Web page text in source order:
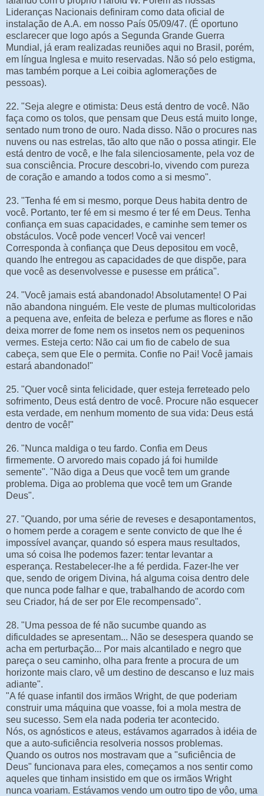
Lideranças Nacionais definiram como data oficial de
instalação de A.A. em nosso País 05/09/47. (É oportuno
esclarecer que logo após a Segunda Grande Guerra
Mundial, já eram realizadas reuniões aqui no Brasil, porém,
em língua Inglesa e muito reservadas. Não só pelo estigma,
mas também porque a Lei coibia aglomerações de
pessoas).
22. "Seja alegre e otimista: Deus está dentro de você. Não
faça como os tolos, que pensam que Deus está muito longe,
sentado num trono de ouro. Nada disso. Não o procures nas
nuvens ou nas estrelas, tão alto que não o possa atingir. Ele
está dentro de você, e lhe fala silenciosamente, pela voz de
sua consciência. Procure descobri-lo, vivendo com pureza
de coração e amando a todos como a si mesmo".
23. "Tenha fé em si mesmo, porque Deus habita dentro de
você. Portanto, ter fé em si mesmo é ter fé em Deus. Tenha
confiança em suas capacidades, e caminhe sem temer os
obstáculos. Você pode vencer! Você vai vencer!
Corresponda à confiança que Deus depositou em você,
quando lhe entregou as capacidades de que dispõe, para
que você as desenvolvesse e pusesse em prática".
24. "Você jamais está abandonado! Absolutamente! O Pai
não abandona ninguém. Ele veste de plumas multicoloridas
a pequena ave, enfeita de beleza e perfume as flores e não
deixa morrer de fome nem os insetos nem os pequeninos
vermes. Esteja certo: Não cai um fio de cabelo de sua
cabeça, sem que Ele o permita. Confie no Pai! Você jamais
estará abandonado!"
25. "Quer você sinta felicidade, quer esteja ferreteado pelo
sofrimento, Deus está dentro de você. Procure não esquecer
esta verdade, em nenhum momento de sua vida: Deus está
dentro de você!"
26. "Nunca maldiga o teu fardo. Confia em Deus
firmemente. O arvoredo mais copado já foi humilde
semente". "Não diga a Deus que você tem um grande
problema. Diga ao problema que você tem um Grande
Deus".
27. "Quando, por uma série de reveses e desapontamentos,
o homem perde a coragem e sente convicto de que lhe é
impossível avançar, quando só espera maus resultados,
uma só coisa lhe podemos fazer: tentar levantar a
esperança. Restabelecer-lhe a fé perdida. Fazer-lhe ver
que, sendo de origem Divina, há alguma coisa dentro dele
que nunca pode falhar e que, trabalhando de acordo com
seu Criador, há de ser por Ele recompensado".
28. "Uma pessoa de fé não sucumbe quando as
dificuldades se apresentam... Não se desespera quando se
acha em perturbação... Por mais alcantilado e negro que
pareça o seu caminho, olha para frente a procura de um
horizonte mais claro, vê um destino de descanso e luz mais
adiante".
"A fé quase infantil dos irmãos Wright, de que poderiam
construir uma máquina que voasse, foi a mola mestra de
seu sucesso. Sem ela nada poderia ter acontecido.
Nós, os agnósticos e ateus, estávamos agarrados à idéia de
que a auto-suficiência resolveria nossos problemas.
Quando os outros nos mostravam que a "suficiência de
Deus" funcionava para eles, começamos a nos sentir como
aqueles que tinham insistido em que os irmãos Wright
nunca voariam. Estávamos vendo um outro tipo de vôo, uma